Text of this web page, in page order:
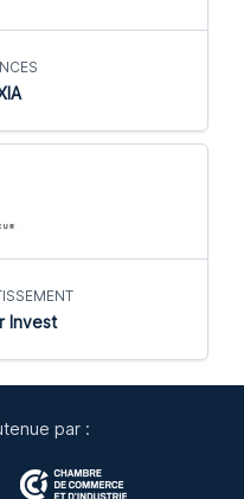
Invest
par :